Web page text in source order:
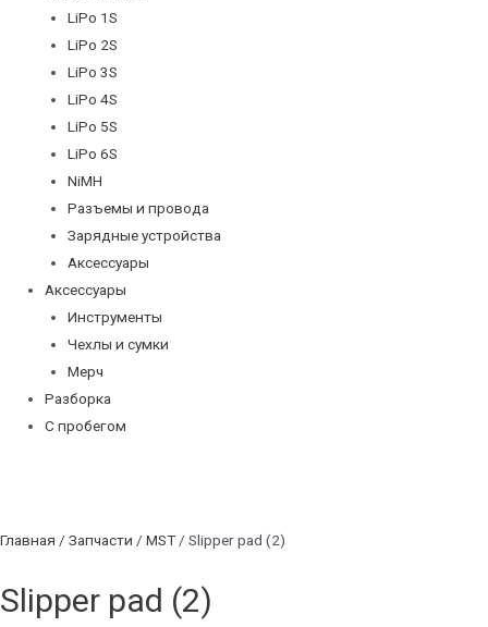
LiPo 1S
LiPo 2S
LiPo 3S
LiPo 4S
LiPo 5S
LiPo 6S
NiMH
Разъемы и провода
Зарядные устройства
Аксессуары
Аксессуары
Инструменты
Чехлы и сумки
Мерч
Разборка
С пробегом
Главная / Запчасти / MST/ Slipper pad (2)
Slipper pad (2)